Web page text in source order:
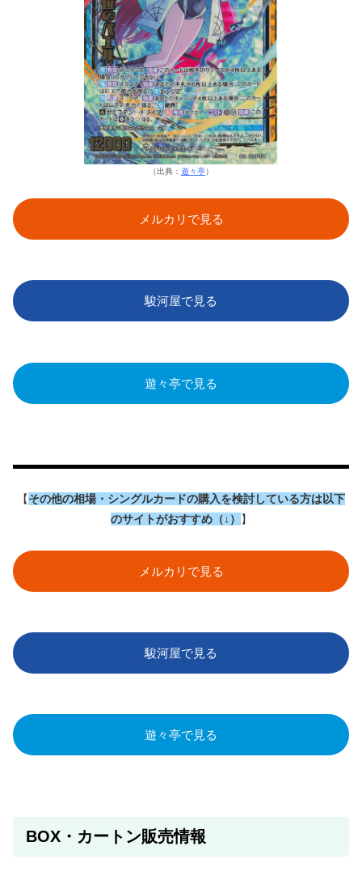
（出典： 遊々亭）
メルカリで見る
駿河屋で見る
遊々亭で見る
【その他の相場・シングルカードの購入を検討している方は以下
のサイトがおすすめ（↓）
】
メルカリで見る
駿河屋で見る
遊々亭で見る
BOX・カートン販売情報